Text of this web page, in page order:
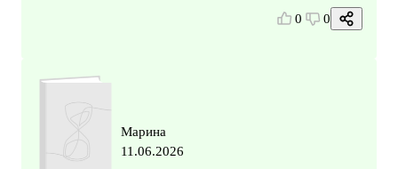
0 0
Марина
11.06.2026